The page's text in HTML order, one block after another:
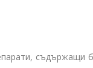
съдържащи